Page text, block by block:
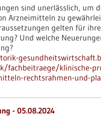
sind unerlässlich, um
Arzneimitteln zu
gelten für
Und welche
fachbeitraege/klinische-
rechtsrahmen-und-
- 05.08.2024